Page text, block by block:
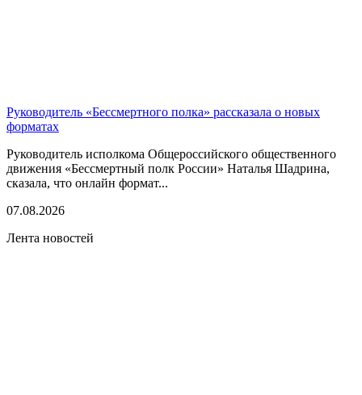
Руководитель «Бессмертного полка» рассказала о новых
форматах
Руководитель исполкома Общероссийского общественного
движения «Бессмертный полк России» Наталья Шадрина,
сказала, что онлайн формат...
07.08.2026
Лента новостей